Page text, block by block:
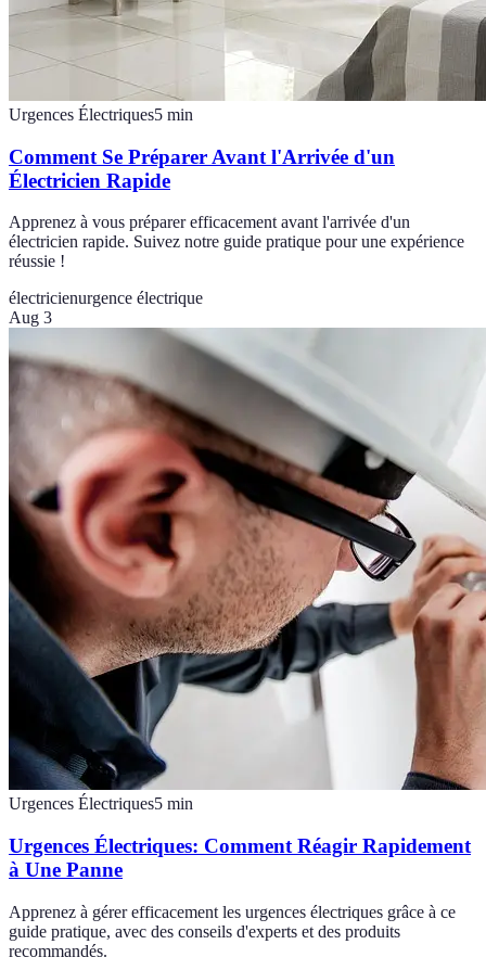
Urgences Électriques5 min
Comment Se Préparer Avant l'Arrivée d'un
Électricien Rapide
Apprenez à vous préparer efficacement avant l'arrivée d'un
électricien rapide. Suivez notre guide pratique pour une expérience
réussie !
électricienurgence électrique
Aug 3
Urgences Électriques5 min
Urgences Électriques: Comment Réagir Rapidement
à Une Panne
Apprenez à gérer efficacement les urgences électriques grâce à ce
guide pratique, avec des conseils d'experts et des produits
recommandés.